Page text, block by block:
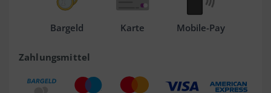
Bargeld Karte Mobile-Pay
Zahlungsmittel